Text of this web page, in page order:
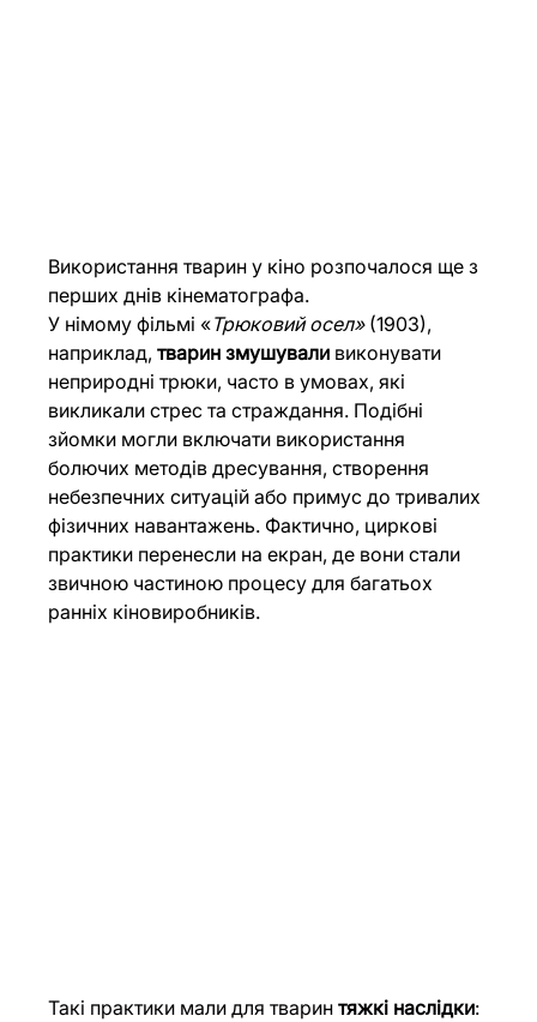
Використання тварин у кіно розпочалося ще з
перших днів кінематографа.
У німому фільмі «Трюковий осел» (1903),
наприклад, тварин змушували виконувати
неприродні трюки, часто в умовах, які
викликали стрес та страждання. Подібні
зйомки могли включати використання
болючих методів дресування, створення
небезпечних ситуацій або примус до тривалих
фізичних навантажень. Фактично, циркові
практики перенесли на екран, де вони стали
звичною частиною процесу для багатьох
ранніх кіновиробників.
Такі практики мали для тварин тяжкі наслідки: